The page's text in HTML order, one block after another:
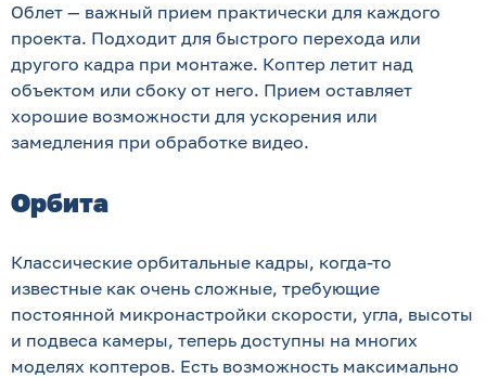
Облет — важный прием практически для каждого
проекта. Подходит для быстрого перехода или
другого кадра при монтаже. Коптер летит над
объектом или сбоку от него. Прием оставляет
хорошие возможности для ускорения или
замедления при обработке видео.
Орбита
Классические орбитальные кадры, когда-то
известные как очень сложные, требующие
постоянной микронастройки скорости, угла, высоты
и подвеса камеры, теперь доступны на многих
моделях коптеров. Есть возможность максимально